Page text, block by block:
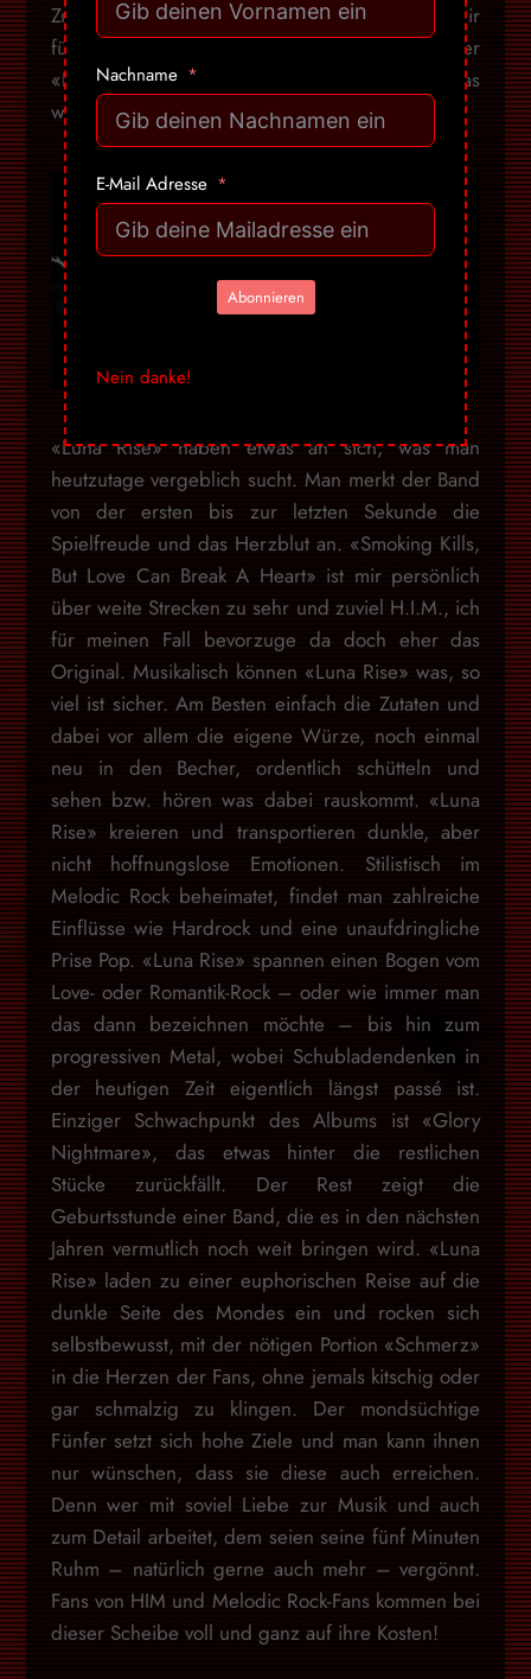
Zugabe meistens ein Hit ist. Daher hätte ich mir
für die EP eher einen Song à la «616» oder
«Beautiful Monster» als Abschluss gewünscht. Das
wäre adäquater und passender gewesen.
«Luna Rise» haben etwas an sich, was man
heutzutage vergeblich sucht. Man merkt der Band
von der ersten bis zur letzten Sekunde die
Spielfreude und das Herzblut an. «Smoking Kills,
But Love Can Break A Heart» ist mir persönlich
über weite Strecken zu sehr und zuviel H.I.M., ich
für meinen Fall bevorzuge da doch eher das
Original. Musikalisch können «Luna Rise» was, so
viel ist sicher. Am Besten einfach die Zutaten und
dabei vor allem die eigene Würze, noch einmal
neu in den Becher, ordentlich schütteln und
sehen bzw. hören was dabei rauskommt. «Luna
Rise» kreieren und transportieren dunkle, aber
nicht hoffnungslose Emotionen. Stilistisch im
Melodic Rock beheimatet, findet man zahlreiche
Einflüsse wie Hardrock und eine unaufdringliche
Prise Pop. «Luna Rise» spannen einen Bogen vom
Love- oder Romantik-Rock – oder wie immer man
das dann bezeichnen möchte – bis hin zum
progressiven Metal, wobei Schubladendenken in
der heutigen Zeit eigentlich längst passé ist.
Einziger Schwachpunkt des Albums ist «Glory
Nightmare», das etwas hinter die restlichen
Stücke zurückfällt. Der Rest zeigt die
Geburtsstunde einer Band, die es in den nächsten
Jahren vermutlich noch weit bringen wird. «Luna
Rise» laden zu einer euphorischen Reise auf die
dunkle Seite des Mondes ein und rocken sich
selbstbewusst, mit der nötigen Portion «Schmerz»
in die Herzen der Fans, ohne jemals kitschig oder
gar schmalzig zu klingen. Der mondsüchtige
Fünfer setzt sich hohe Ziele und man kann ihnen
nur wünschen, dass sie diese auch erreichen.
Denn wer mit soviel Liebe zur Musik und auch
zum Detail arbeitet, dem seien seine fünf Minuten
Ruhm – natürlich gerne auch mehr – vergönnt.
Fans von HIM und Melodic Rock-Fans kommen bei
dieser Scheibe voll und ganz auf ihre Kosten!
Nachname
E-Mail Adresse
Abonnieren
Nein danke!